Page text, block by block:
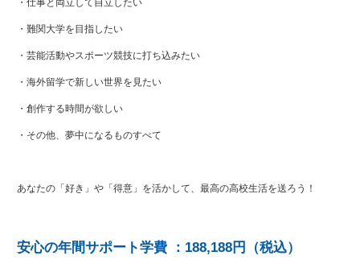
・難関大学を目指したい
・芸能活動やスポーツ競技に打ち込みたい
・海外留学で新しい世界を見たい
・創作する時間が欲しい
・その他、夢中になるものすべて
あなたの「好き」や「得意」を活かして、最高の高校生活を送ろう！
安心の年間サポート学費 ：188,188円（税込）